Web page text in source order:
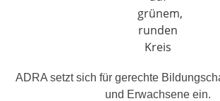
ADRA setzt sich für gerech­te
und Erwachsene ein.